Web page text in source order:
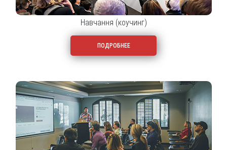
Навчання (коучинг)
ПОДРОБНЕЕ